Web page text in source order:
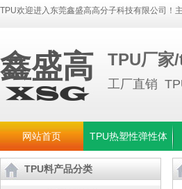
TPU欢迎进入东莞鑫盛高高分子科技有限公司！
鑫盛高 TPU厂家
工厂直销
网站首页 TPU热塑性弹性体
TPU料产品分类